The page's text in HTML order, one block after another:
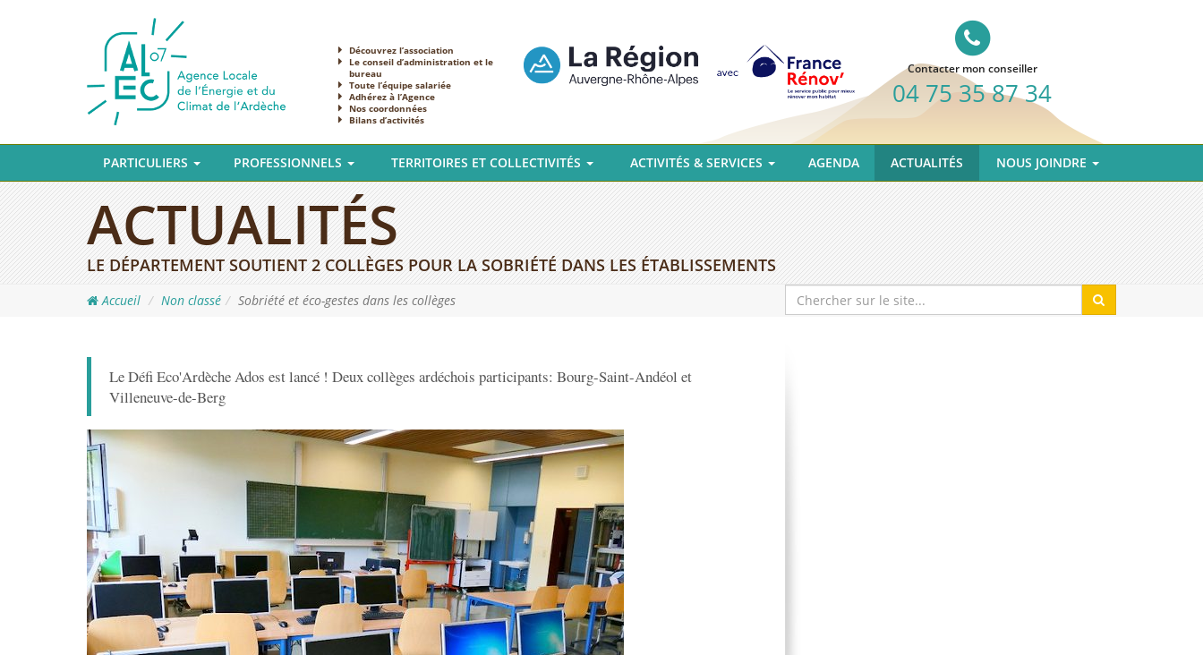
Découvrez l’association
Le conseil d’administration et le
bureau
Toute l’équipe salariée
Adhérez à l’Agence
Nos coordonnées
Bilans d’activités
Contacter mon conseiller
04 75 35 87 34
PARTICULIERS PROFESSIONNELS TERRITOIRES ET COLLECTIVITÉS ACTIVITÉS & SERVICES AGENDA ACTUALITÉS NOUS JOINDRE
ACTUALITÉS
LE DÉPARTEMENT SOUTIENT 2 COLLÈGES POUR LA SOBRIÉTÉ DANS LES ÉTABLISSEMENTS
Accueil Non classé Sobriété et éco-gestes dans les collèges
Le Défi Eco'Ardèche Ados est lancé ! Deux collèges ardéchois participants: Bourg-Saint-Andéol et
Villeneuve-de-Berg